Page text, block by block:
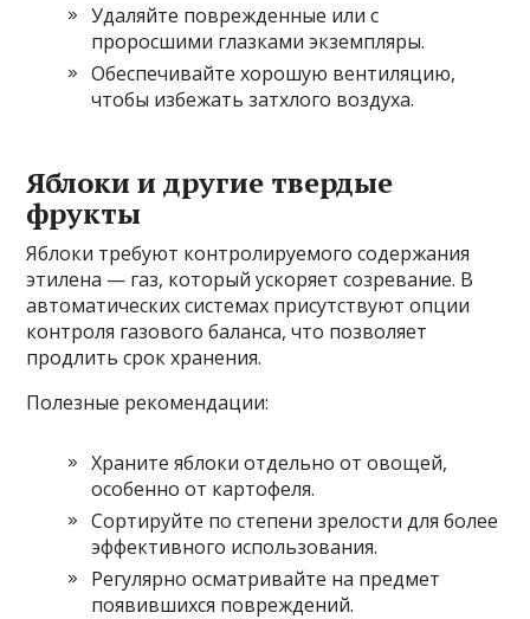
Удаляйте поврежденные или с
проросшими глазками экземпляры.
Обеспечивайте хорошую вентиляцию,
чтобы избежать затхлого воздуха.
Яблоки и другие твердые
фрукты
Яблоки требуют контролируемого содержания
этилена — газ, который ускоряет созревание. В
автоматических системах присутствуют опции
контроля газового баланса, что позволяет
продлить срок хранения.
Полезные рекомендации:
Храните яблоки отдельно от овощей,
особенно от картофеля.
Сортируйте по степени зрелости для более
эффективного использования.
Регулярно осматривайте на предмет
появившихся повреждений.